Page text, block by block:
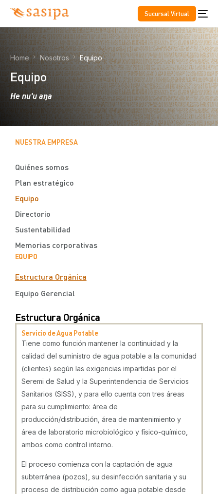
Sucursal Virtual
Home Nosotros Equipo
Equipo
He nu'u aŋa
NUESTRA EMPRESA
Quiénes somos
Plan estratégico
Equipo
Directorio
Sustentabilidad
Memorias corporativas
EQUIPO
Estructura Orgánica
Equipo Gerencial
Estructura Orgánica
Servicio de Agua Potable
Tiene como función mantener la continuidad y la
calidad del suministro de agua potable a la comunidad
(clientes) según las exigencias impartidas por el
Seremi de Salud y la Superintendencia de Servicios
Sanitarios (SISS), y para ello cuenta con tres áreas
para su cumplimiento: área de
producción/distribución, área de mantenimiento y
área de laboratorio microbiológico y físico-químico,
ambos como control interno.
El proceso comienza con la captación de agua
subterránea (pozos), su desinfección sanitaria y su
proceso de distribución como agua potable desde